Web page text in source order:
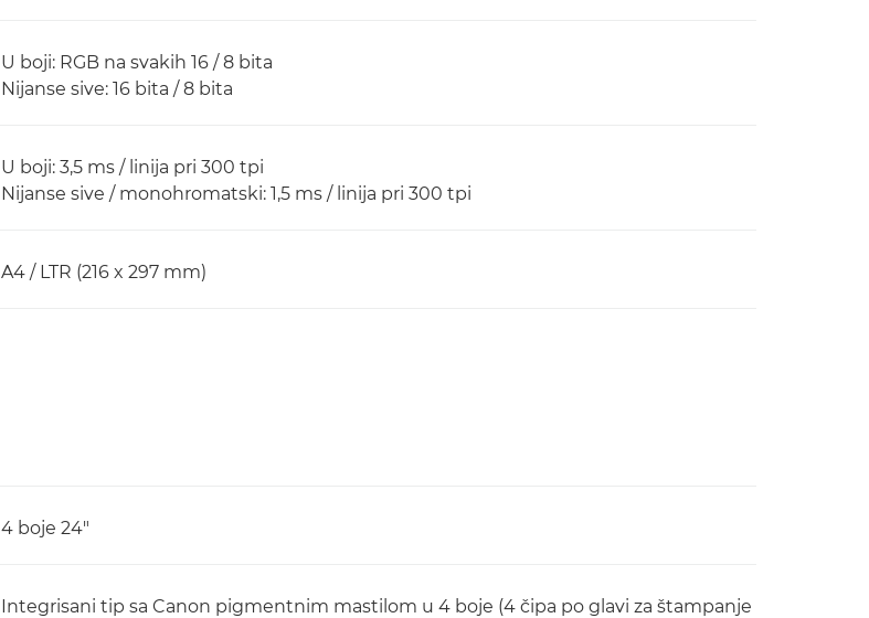
U boji: RGB na svakih 16 / 8 bita
Nijanse sive: 16 bita / 8 bita
U boji: 3,5 ms / linija pri 300 tpi
Nijanse sive / monohromatski: 1,5 ms / linija pri 300 tpi
A4 / LTR (216 x 297 mm)
4 boje 24"
Integrisani tip sa Canon pigmentnim mastilom u 4 boje (4 čipa po glavi za štampanje